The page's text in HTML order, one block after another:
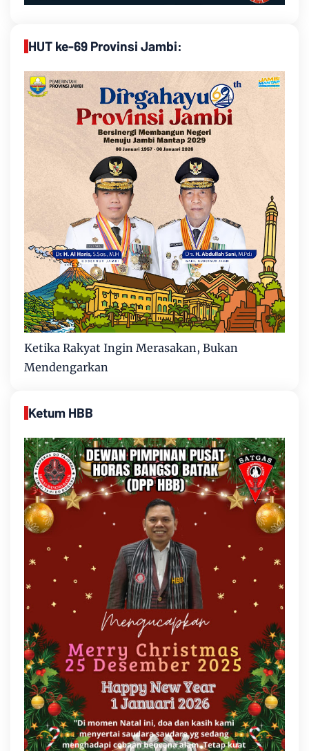
HUT ke-69 Provinsi Jambi:
Ketika Rakyat Ingin Merasakan, Bukan
Mendengarkan
Ketum HBB